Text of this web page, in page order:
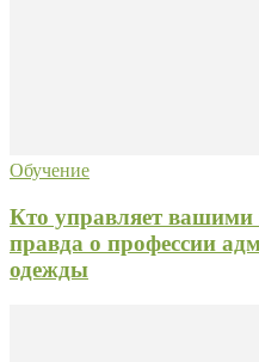
Обучение
Кто управляет
правда о профессии
одежды